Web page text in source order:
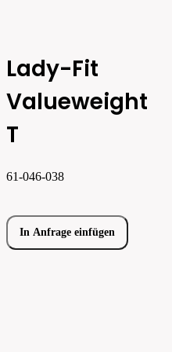
Lady-Fit
Valueweight
T
61-046-038
In Anfrage einfügen